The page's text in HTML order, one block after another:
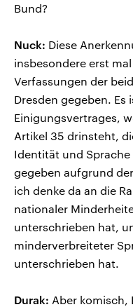
Bund?
Nuck: Diese
insbesondere erst
Verfassungen der
Dresden gegeben.
Einigungsvertrages,
Artikel 35 drinsteht,
Identität und
gegeben aufgrund
ich denke da an die
nationaler
unterschrieben hat,
minderverbreiteter
unterschrieben hat.
Durak: Aber komisch,